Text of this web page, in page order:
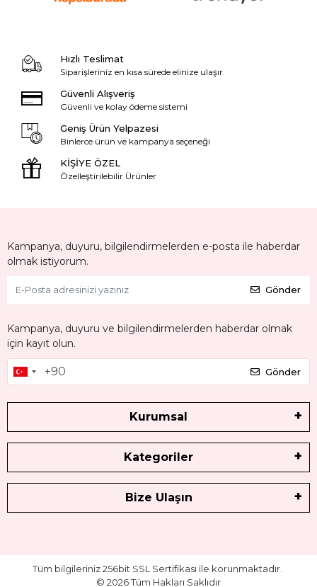
Hızlı Teslimat
Siparişleriniz en kısa sürede elinize ulaşır.
Güvenli Alışveriş
Güvenli ve kolay ödeme sistemi
Geniş Ürün Yelpazesi
Binlerce ürün ve kampanya seçeneği
KİŞİYE ÖZEL
Özelleştirilebilir Ürünler
Kampanya, duyuru, bilgilendirmelerden e-posta ile haberdar
olmak istiyorum.
Gönder
Kampanya, duyuru ve bilgilendirmelerden haberdar olmak
için kayıt olun.
Gönder
Kurumsal
Kategoriler
Bize Ulaşın
Tüm bilgileriniz 256bit SSL Sertifikası ile korunmaktadır.
© 2026Tüm Hakları Saklıdır